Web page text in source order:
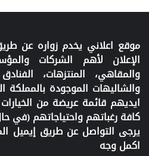
موقع اعلاني يخدم زواره عن
الإعلان لأهم الشركات
والمقاهي، المنتزهات،
والشاليهات الموجودة بالمملكة
ايديهم قائمة عريضة من
كافة رغباتهم واحتياجاتهم (في
يرجى التواصل عن طريق إيميل
اكمل وجه